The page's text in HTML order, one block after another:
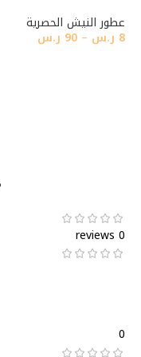
عطور النيش الحصرية
8 ر.س –
90 ر.س
0 reviews
0